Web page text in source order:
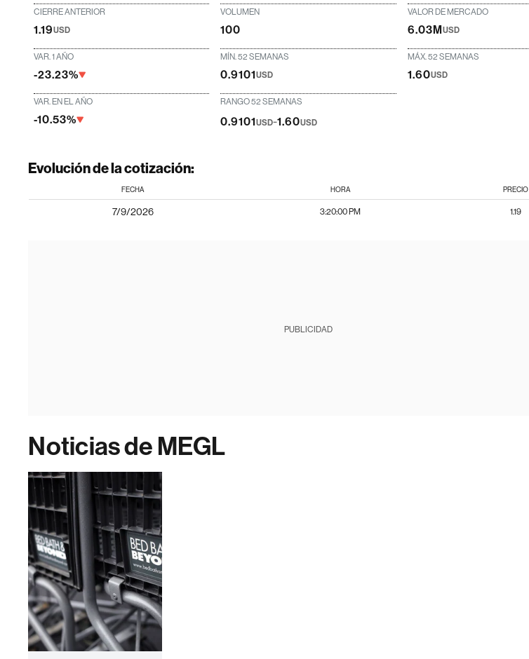
CIERRE ANTERIOR
1.19USD
VOLUMEN
100
VALOR DE MERCADO
6.03MUSD
VAR. 1 AÑO
-23.23%
MÍN. 52 SEMANAS
0.9101USD
MÁX. 52 SEMANAS
1.60USD
VAR. EN EL AÑO
-10.53%
RANGO 52 SEMANAS
0.9101USD-1.60USD
Evolución de la cotización:
FECHA HORA PRECIO
7/9/2026 3:20:00 PM 1.19
PUBLICIDAD
Noticias de MEGL